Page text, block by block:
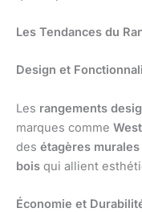
Les Tendances du
Design et
Les rangements
marques comme
des étagères murales
bois qui allient
Économie et